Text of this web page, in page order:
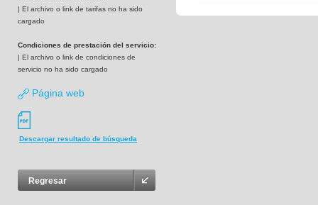
| El archivo o link de tarifas no ha sido
cargado
Condiciones de prestación del servicio:
| El archivo o link de condiciones de
servicio no ha sido cargado
Página web
Descargar resultado de búsqueda
Regresar